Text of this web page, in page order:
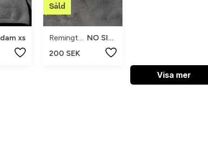
dam xs
Remington
NO SIZE
200 SEK
Visa mer